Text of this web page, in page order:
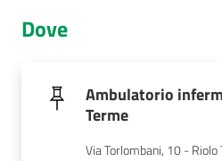
dei
Dedicato
Dove
Ambulatorio
Terme
Via Torlombani, 10 - Riolo